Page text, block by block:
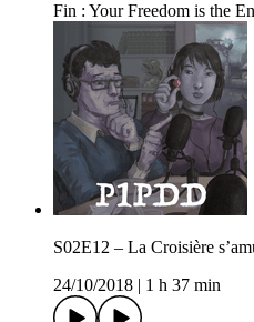
Fin : Your Freedom is the
S02E12 – La Croisière
24/10/2018
1 h 37 min